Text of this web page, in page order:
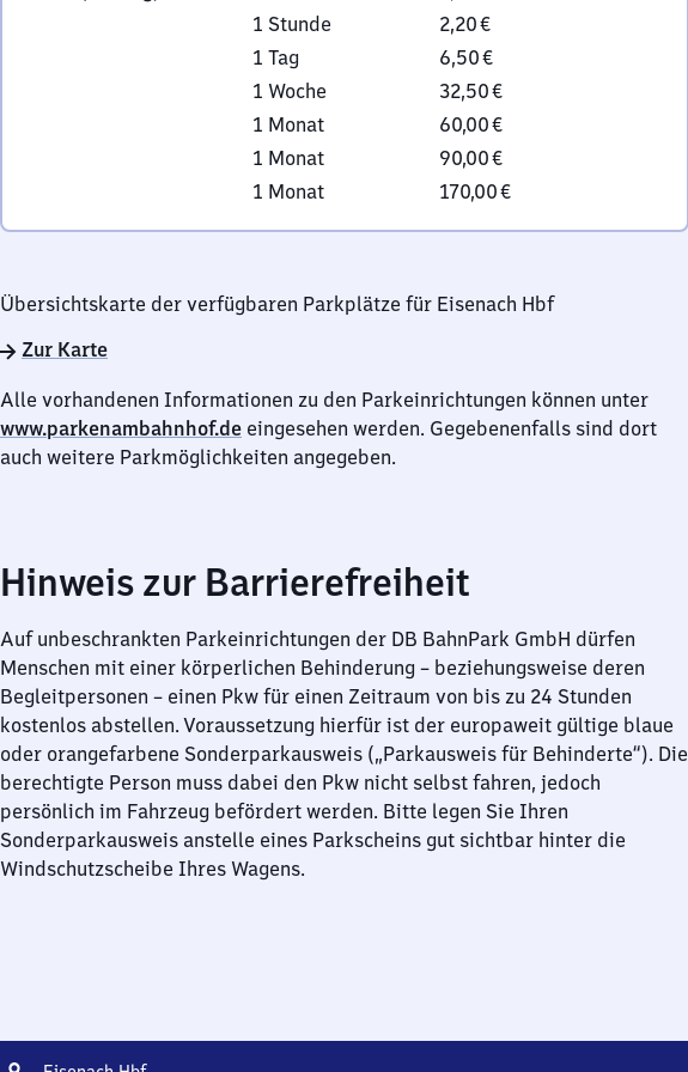
1 Stunde
2,20 €
1 Tag
6,50 €
1 Woche
32,50 €
1 Monat
60,00 €
1 Monat
90,00 €
1 Monat
170,00 €
Übersichtskarte der verfügbaren Parkplätze für Eisenach Hbf
Zur Karte
Alle vorhandenen Informationen zu den Parkeinrichtungen können unter
www.parkenambahnhof.de eingesehen werden. Gegebenenfalls sind dort
auch weitere Parkmöglichkeiten angegeben.
Hinweis zur Barrierefreiheit
Auf unbeschrankten Parkeinrichtungen der DB BahnPark GmbH dürfen
Menschen mit einer körperlichen Behinderung – beziehungsweise deren
Begleitpersonen – einen Pkw für einen Zeitraum von bis zu 24 Stunden
kostenlos abstellen. Voraussetzung hierfür ist der europaweit gültige blaue
oder orangefarbene Sonderparkausweis („Parkausweis für Behinderte“). Die
berechtigte Person muss dabei den Pkw nicht selbst fahren, jedoch
persönlich im Fahrzeug befördert werden. Bitte legen Sie Ihren
Sonderparkausweis anstelle eines Parkscheins gut sichtbar hinter die
Windschutzscheibe Ihres Wagens.